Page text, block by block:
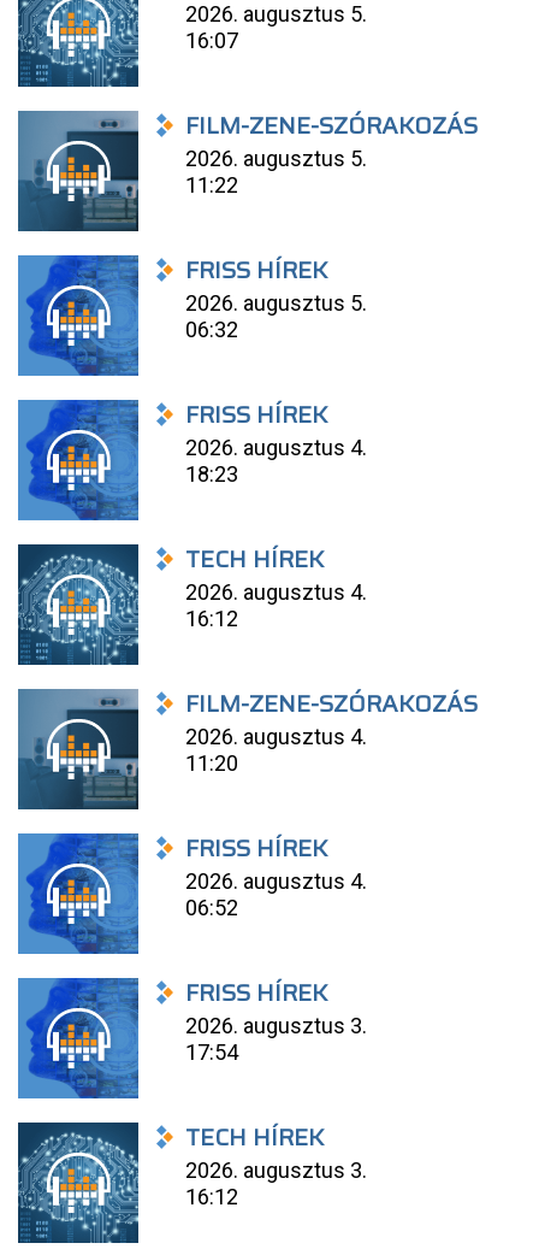
2026. augusztus 5.
16:07
FILM-ZENE-SZÓRAKOZÁS
2026. augusztus 5.
11:22
FRISS HÍREK
2026. augusztus 5.
06:32
FRISS HÍREK
2026. augusztus 4.
18:23
TECH HÍREK
2026. augusztus 4.
16:12
FILM-ZENE-SZÓRAKOZÁS
2026. augusztus 4.
11:20
FRISS HÍREK
2026. augusztus 4.
06:52
FRISS HÍREK
2026. augusztus 3.
17:54
TECH HÍREK
2026. augusztus 3.
16:12